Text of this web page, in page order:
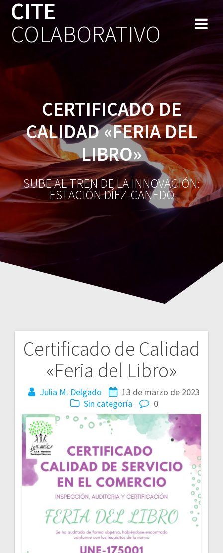
al
contenido
CITE
COLABORATIVO
CERTIFICADO DE
CALIDAD «FERIA DEL
LIBRO»
SUBE AL TREN DE LA INNOVACIÓN:
ESTACIÓN DÍEZ-CANEDO
Certificado de Calidad
«Feria del Libro»
Julia M. Delgado
13 de marzo de 2023
Sin categoría
0
Navegación
entradas